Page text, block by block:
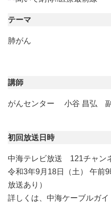
テーマ
肺がん
講師
がんセンター 小谷 昌弘
初回放送日時
中海テレビ放送 121チャン
令和3年9月18日（土） 午前
放送あり）
詳しくは、中海ケーブルガ